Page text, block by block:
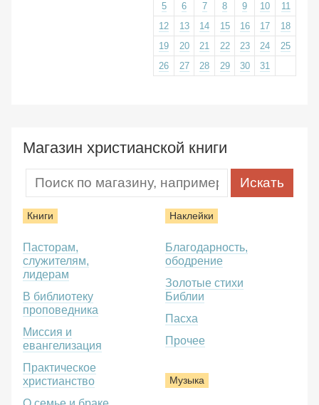
5
6 7 8 9 10
11
12
13 14 15 16 17
18
19
20 21 22 23 24
25
26
27 28 29 30 31
Магазин христианской книги
Книги
Пасторам,
служителям,
лидерам
В библиотеку
проповедника
Миссия и
евангелизация
Практическое
христианство
Наклейки
Благодарность,
ободрение
Золотые стихи
Библии
Пасха
Прочее
Музыка